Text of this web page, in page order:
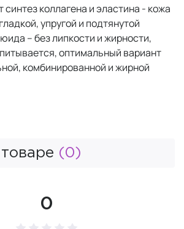
синтез коллагена и эластина - кожа
упругой и подтянутой
– без липкости и жирности,
оптимальный вариант
комбинированной и жирной
(0)
0